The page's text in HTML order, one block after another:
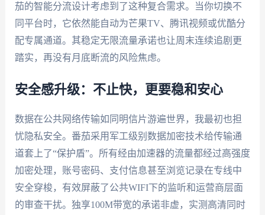
茄的智能分流设计考虑到了这种复合需求。当你切换不
同平台时，它依然能自动为芒果TV、腾讯视频或优酷分
配专属通道。其稳定无限流量承诺也让周末连续追剧更
踏实，再没有月底断流的风险焦虑。
安全感升级：不止快，更要稳和安心
数据在公共网络传输如同明信片游遍世界，我最初也担
忧隐私安全。番茄采用军工级别数据加密技术给传输通
道套上了“保护盾”。所有经由加速器的流量都经过高强度
加密处理，账号密码、支付信息甚至浏览记录在专线中
安全穿梭，有效屏蔽了公共WIFI下的监听和运营商层面
的审查干扰。独享100M带宽的承诺非虚，实测高清同时